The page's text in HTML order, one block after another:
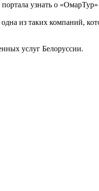
узнать о
из таких компаний,
услуг Белоруссии.